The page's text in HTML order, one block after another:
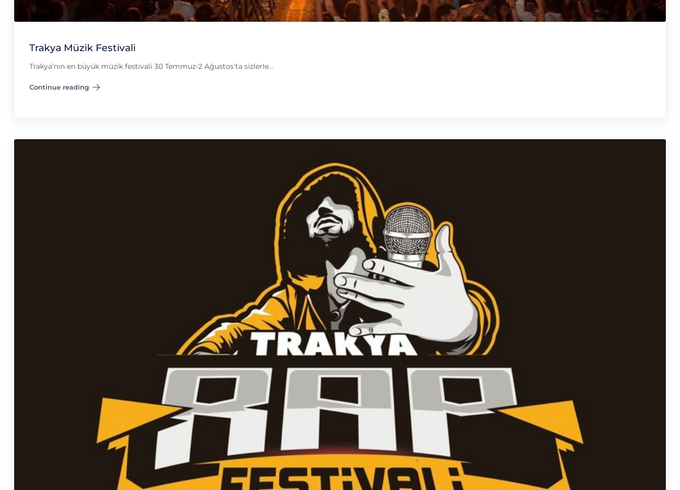
Trakya Müzik Festivali
Trakya’nın en büyük müzik festivali 30 Temmuz-2 Ağustos’ta sizlerle…
Continue reading
"Trakya Müzik Festivali"